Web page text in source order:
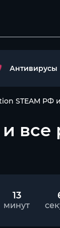
Антивирусы
STEAM РФ
все
13
минут